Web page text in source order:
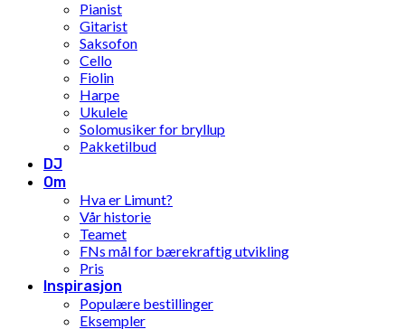
Pianist
Gitarist
Saksofon
Cello
Fiolin
Harpe
Ukulele
Solomusiker for bryllup
Pakketilbud
DJ
Om
Hva er Limunt?
Vår historie
Teamet
FNs mål for bærekraftig utvikling
Pris
Inspirasjon
Populære bestillinger
Eksempler